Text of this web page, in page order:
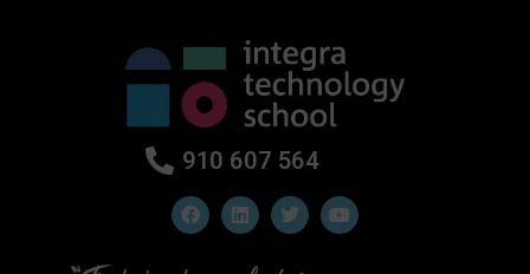
910 607 564